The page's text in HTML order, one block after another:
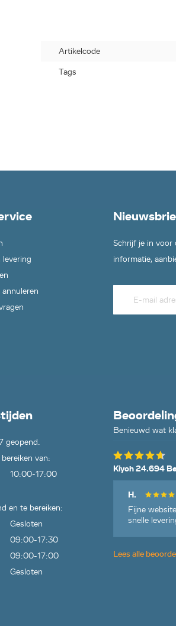
Artikelcode
Tags
levering
Schrijf je in voor
informatie,
geopend.
van:
10:00-17:00
en te bereiken:
Gesloten
09:00-17:30
09:00-17:00
Gesloten
Benieuwd wat
Kiyoh 24.694
H.
Fijne
snelle
Lees alle